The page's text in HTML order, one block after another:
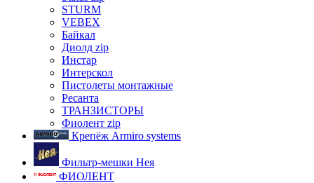
STURM
VEBEX
Байкал
Диолд zip
Инстар
Интерскол
Пистолеты монтажные
Ресанта
ТРАНЗИСТОРЫ
Фиолент zip
Крепёж Armiro systems
Фильтр-мешки Нея
ФИОЛЕНТ